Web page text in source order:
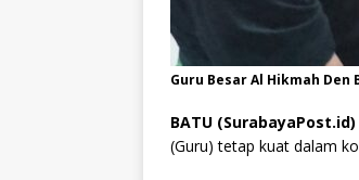
Guru Besar Al Hikmah Den
BATU (SurabayaPost.id)
(Guru) tetap kuat dalam